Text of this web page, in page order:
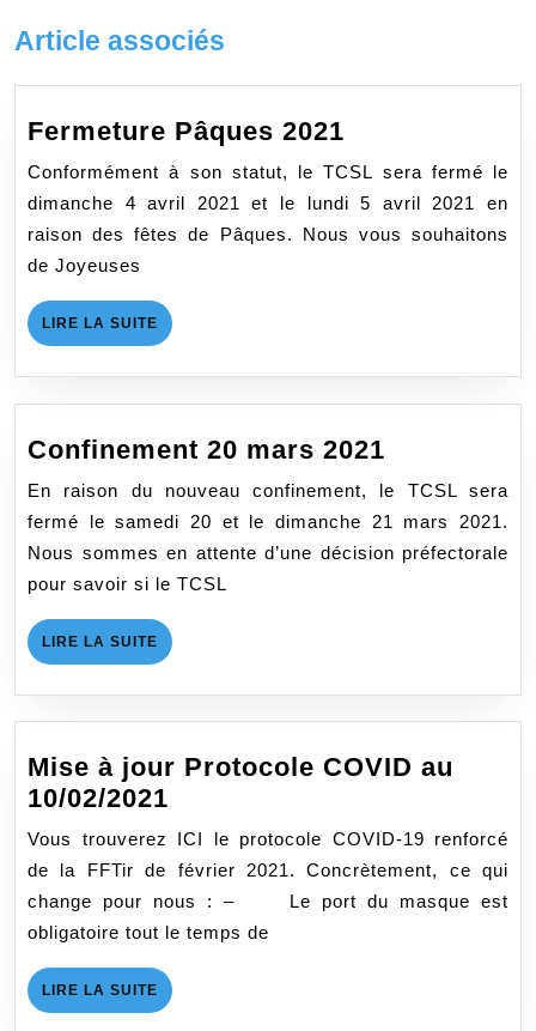
Article associés
Fermeture Pâques 2021
Pâques
2021
Conformément à son statut, le TCSL sera fermé le
dimanche 4 avril 2021 et le lundi 5 avril 2021 en
raison des fêtes de Pâques. Nous vous souhaitons
de Joyeuses
LIRE LA SUITE LIRE
LA
Confinement 20 mars 2021
20
mars
2021
En raison du nouveau confinement, le TCSL sera
fermé le samedi 20 et le dimanche 21 mars 2021.
Nous sommes en attente d’une décision préfectorale
pour savoir si le TCSL
LIRE LA SUITE LIRE
LA
Mise à jour Protocole COVID au
10/02/2021
à
jour
Protocole
COVID
10/02/2021
Vous trouverez ICI le protocole COVID-19 renforcé
de la FFTir de février 2021. Concrètement, ce qui
change pour nous : – Le port du masque est
obligatoire tout le temps de
LIRE LA SUITE LIRE
LA